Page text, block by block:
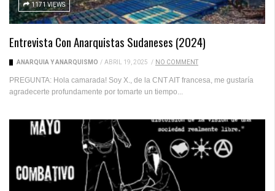
1171 VIEWS
Entrevista Con Anarquistas Sudaneses (2024)
ANARQUÍA Y ANARQUISMO / ABRIL 19, 2025 / NO COMMENT
PREGUNTA: Hola camarada! Soy X., de la CNT AIT francesa, me gustaría
agradecerte profundamente por tomarte un tiempo...